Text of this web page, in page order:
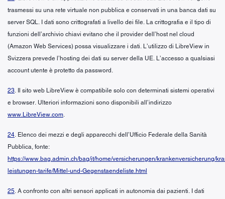
trasmessi su una rete virtuale non pubblica e conservati in una banca dati su
server SQL. I dati sono crittografati a livello dei file. La crittografia e il tipo di
funzioni dell’archivio chiavi evitano che il provider dell’host nel cloud
(Amazon Web Services) possa visualizzare i dati. L’utilizzo di LibreView in
Svizzera prevede l’hosting dei dati su server della UE. L’accesso a qualsiasi
account utente è protetto da password.
23. Il sito web LibreView è compatibile solo con determinati sistemi operativi
e browser. Ulteriori informazioni sono disponibili all’indirizzo
www.LibreView.com.
24. Elenco dei mezzi e degli apparecchi dell’Ufficio Federale della Sanità
Pubblica, fonte:
https://www.bag.admin.ch/bag/it/home/versicherungen/krankenversicherung/
leistungen-tarife/Mittel-und-Gegenstaendeliste.html
25. A confronto con altri sensori applicati in autonomia dai pazienti. I dati